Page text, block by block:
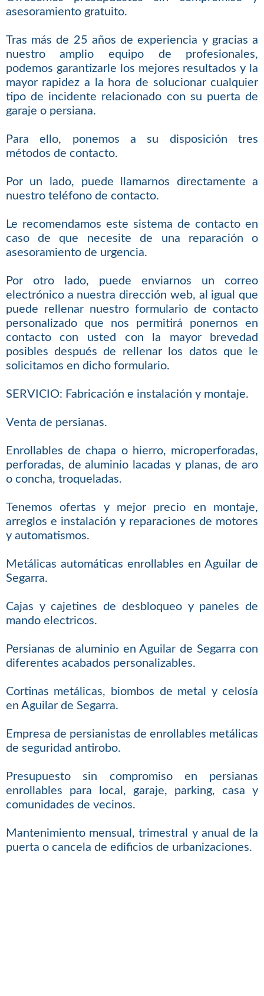
asesoramiento gratuito.
Tras más de 25 años de experiencia y gracias a
nuestro amplio equipo de profesionales,
podemos garantizarle los mejores resultados y la
mayor rapidez a la hora de solucionar cualquier
tipo de incidente relacionado con su puerta de
garaje o persiana.
Para ello, ponemos a su disposición tres
métodos de contacto.
Por un lado, puede llamarnos directamente a
nuestro teléfono de contacto.
Le recomendamos este sistema de contacto en
caso de que necesite de una reparación o
asesoramiento de urgencia.
Por otro lado, puede enviarnos un correo
electrónico a nuestra dirección web, al igual que
puede rellenar nuestro formulario de contacto
personalizado que nos permitirá ponernos en
contacto con usted con la mayor brevedad
posibles después de rellenar los datos que le
solicitamos en dicho formulario.
SERVICIO: Fabricación e instalación y montaje.
Venta de persianas.
Enrollables de chapa o hierro, microperforadas,
perforadas, de aluminio lacadas y planas, de aro
o concha, troqueladas.
Tenemos ofertas y mejor precio en montaje,
arreglos e instalación y reparaciones de motores
y automatismos.
Metálicas automáticas enrollables en Aguilar de
Segarra.
Cajas y cajetines de desbloqueo y paneles de
mando electricos.
Persianas de aluminio en Aguilar de Segarra con
diferentes acabados personalizables.
Cortinas metálicas, biombos de metal y celosía
en Aguilar de Segarra.
Empresa de persianistas de enrollables metálicas
de seguridad antirobo.
Presupuesto sin compromiso en persianas
enrollables para local, garaje, parking, casa y
comunidades de vecinos.
Mantenimiento mensual, trimestral y anual de la
puerta o cancela de edificios de urbanizaciones.